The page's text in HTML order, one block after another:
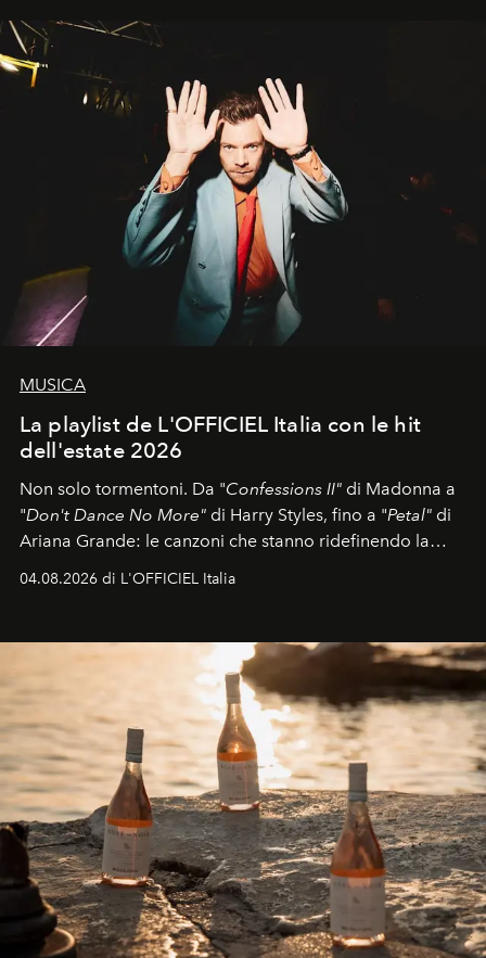
MUSICA
La playlist de L'OFFICIEL Italia con le hit
dell'estate 2026
Non solo tormentoni. Da "Confessions II" di Madonna a
"Don't Dance No More" di Harry Styles, fino a "Petal" di
Ariana Grande: le canzoni che stanno ridefinendo la
colonna sonora della stagione.
04.08.2026 di L'OFFICIEL Italia